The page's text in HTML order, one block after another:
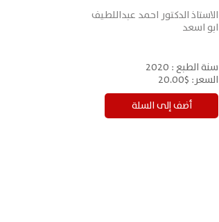
الاستاذ الدكتور احمد عبداللطيف
ابو اسعد
سنة الطبع : 2020
السعر: $20.00